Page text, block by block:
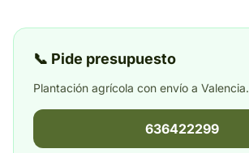
📞 Pide presupuesto
Plantación agrícola con envío a Valencia.
636422299